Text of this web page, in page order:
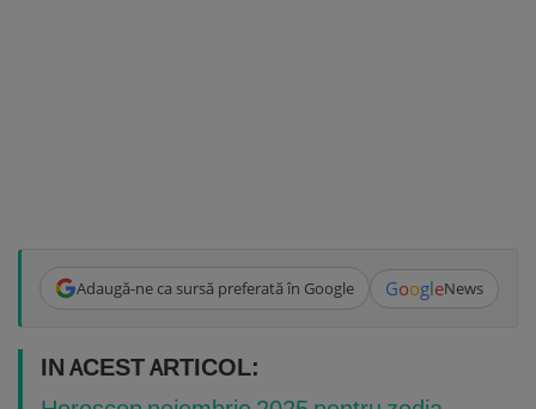
Adaugă-ne ca sursă preferată în Google GoogleNews
IN ACEST ARTICOL: